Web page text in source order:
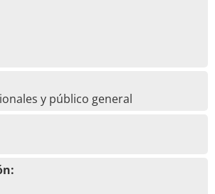
y público general